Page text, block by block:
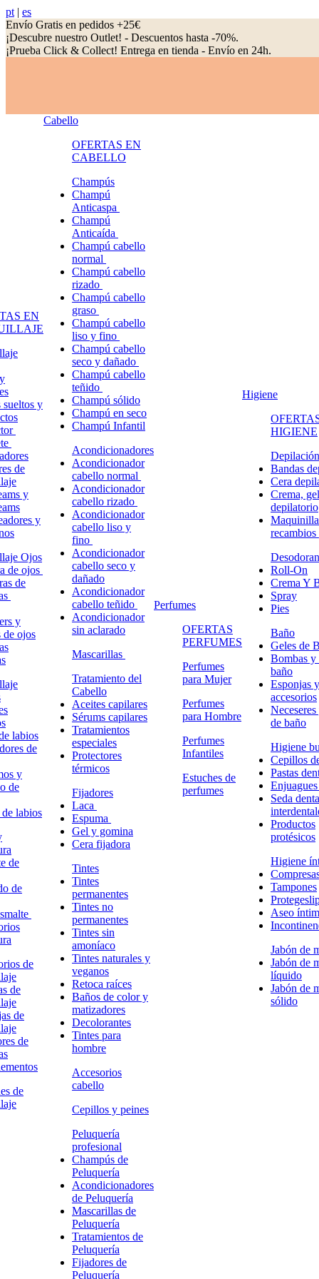
pt | es
Envío Gratis en pedidos +25€
¡Descubre nuestro Outlet! - Descuentos hasta -70%.
¡Prueba Click & Collect! Entrega en tienda - Envío en 24h.
EN
sueltos y
de
y
y
Ojos
de ojos
de
y
de ojos
labios
de
y
de
labios
de
de
de
de
de
de
de
Cabello
OFERTAS EN
CABELLO
Champús
Champú
Anticaspa
Champú
Anticaída
Champú cabello
normal
Champú cabello
rizado
Champú cabello
graso
Champú cabello
liso y fino
Champú cabello
seco y dañado
Champú cabello
teñido
Champú sólido
Champú en seco
Champú Infantil
Acondicionadores
Acondicionador
cabello normal
Acondicionador
cabello rizado
Acondicionador
cabello liso y
fino
Acondicionador
cabello seco y
dañado
Acondicionador
cabello teñido
Acondicionador
sin aclarado
Mascarillas
Tratamiento del
Cabello
Aceites capilares
Sérums capilares
Tratamientos
especiales
Protectores
térmicos
Fijadores
Laca
Espuma
Gel y gomina
Cera fijadora
Tintes
Tintes
permanentes
Tintes no
permanentes
Tintes sin
amoníaco
Tintes naturales y
veganos
Retoca raíces
Baños de color y
matizadores
Decolorantes
Tintes para
hombre
Accesorios
cabello
Cepillos y peines
Peluquería
profesional
Champús de
Peluquería
Acondicionadores
de Peluquería
Mascarillas de
Peluquería
Tratamientos de
Peluquería
Fijadores de
Peluquería
Perfumes
OFERTAS
PERFUMES
Perfumes
para Mujer
Perfumes
para Hombre
Perfumes
Infantiles
Estuches de
perfumes
Higiene
HIGIENE
Depilación
Bandas
Cera
Crema,
depilatorio
recambios
Roll-On
Crema Y
Spray
Pies
Baño
Geles de
Bombas y
baño
Esponjas y
accesorios
de baño
Higiene
Cepillos
Pastas
Seda
Productos
protésicos
Higiene
Tampones
Aseo
Jabón de
Jabón de
líquido
Jabón de
sólido